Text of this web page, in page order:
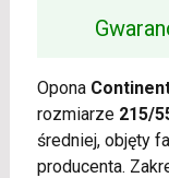
Opona
rozmiarze 215/
średniej, objęty
producenta.